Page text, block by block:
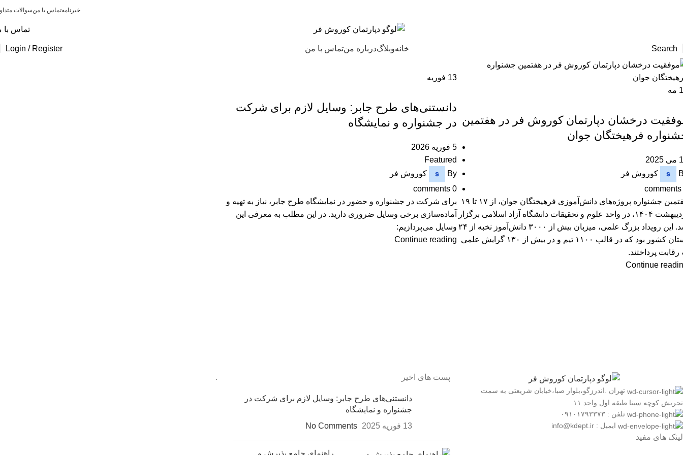
خبرنامهتماس با منسوالات
تماس با
Search خانهوبلاگدرباره منتماس با من Login / Register
مه
درخشان دپارتمان کوروش فر در هفتمین
فرهیختگان جوان
کوروش فر
comments
هفتمین جشنواره پروژه‌های دانش‌آموزی فرهیختگان جوان، از ۱۷ تا ۱۹
اردیبهشت ۱۴۰۴، در واحد علوم و تحقیقات دانشگاه آزاد اسلامی برگزار
شد. این رویداد بزرگ علمی، میزبان بیش از ۳۰۰۰ دانش‌آموز نخبه از ۲۴
استان کشور بود که در قالب ۱۱۰۰ تیم و در بیش از ۱۳۰ گرایش علمی
رقابت پرداختند.
Continue
13 فوریه
دانستنی‌های طرح جابر: وسایل لازم برای شرکت
در جشنواره و نمایشگاه
5 فوریه 2026
Featured
By
کوروش فر
0
comments
برای شرکت در جشنواره و حضور در نمایشگاه طرح جابر، نیاز به تهیه و
آماده‌سازی برخی وسایل ضروری دارید. در این مطلب به معرفی این
وسایل می‌پردازیم:
Continue reading
تهران .اندرزگو،بلوار صبا،خیابان شریعتی به سمت
تجریش کوچه سینا طبقه اول واحد ۱۱
تلفن : ۰۹۱۰۱۷۹۳۳۷۳
ایمیل : info@kdept.ir
لینک های مفید
پست های اخیر
دانستنی‌های طرح جابر: وسایل لازم برای شرکت در
جشنواره و نمایشگاه
13 فوریه 2025
No Comments
راهنمای جامع پذیرش و
.